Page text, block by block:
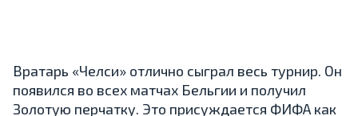
Вратарь «Челси» отлично сыграл весь турнир. Он
появился во всех матчах Бельгии и получил
Золотую перчатку. Это присуждается ФИФА как